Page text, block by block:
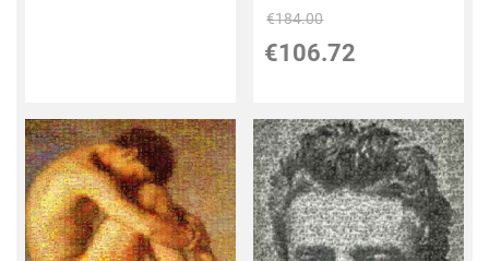
€184.00
€106.72